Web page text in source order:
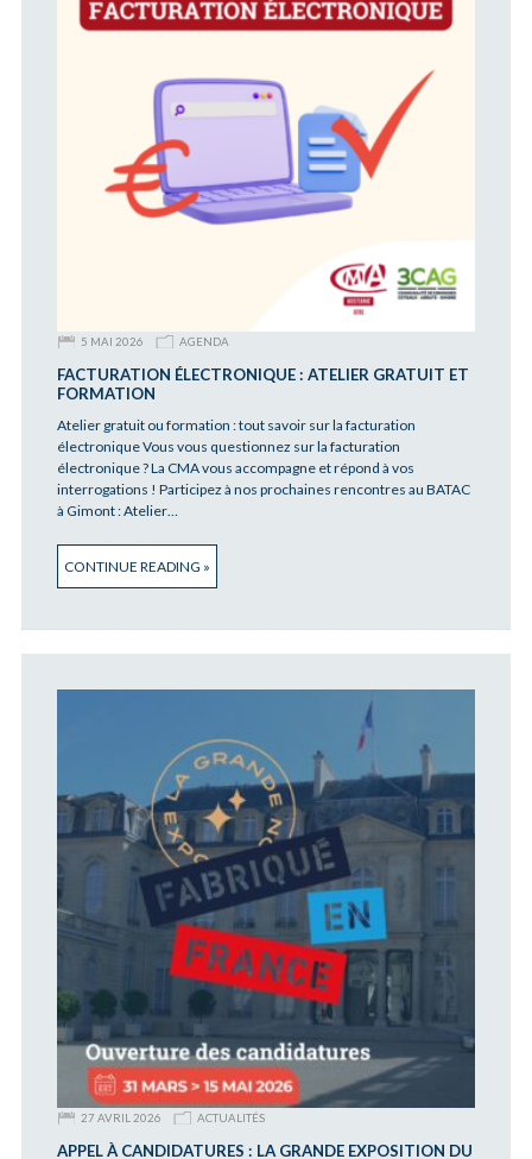
5 MAI 2026 AGENDA
FACTURATION ÉLECTRONIQUE : ATELIER GRATUIT ET
FORMATION
Atelier gratuit ou formation : tout savoir sur la facturation
électronique Vous vous questionnez sur la facturation
électronique ? La CMA vous accompagne et répond à vos
interrogations ! Participez à nos prochaines rencontres au BATAC
à Gimont : Atelier…
CONTINUE READING »
27 AVRIL 2026 ACTUALITÉS
APPEL À CANDIDATURES : LA GRANDE EXPOSITION DU